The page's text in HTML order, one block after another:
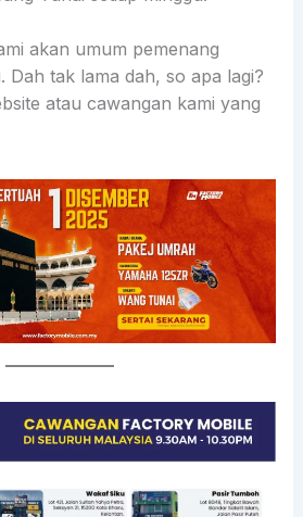
akan umum pemenang
Dah tak lama dah, so apa lagi?
atau cawangan kami yang